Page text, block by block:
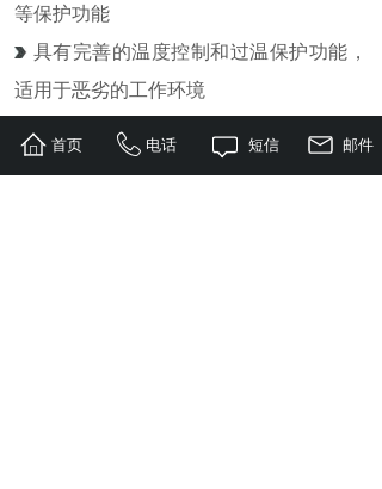
等保护功能
具有完善的温度控制和过温保护功能，
适用于恶劣的工作环境
安规设计符合UL60950、IEC60950、
首页 电话 短信 邮件